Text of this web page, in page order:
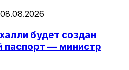
будет создан
паспорт — министр